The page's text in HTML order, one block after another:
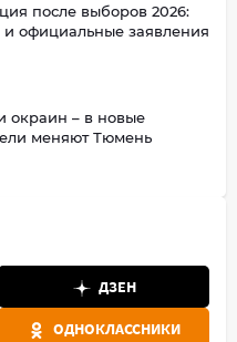
после выборов 2026:
и официальные заявления
окраин – в новые
меняют Тюмень
ДЗЕН
ОДНОКЛАССНИКИ